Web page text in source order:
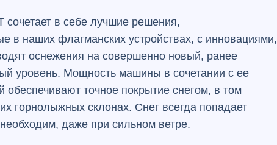
сочетает в себе лучшие решения,
в наших флагманских устройствах, с инновациями,
оснежения на совершенно новый, ранее
уровень. Мощность машины в сочетании с ее
обеспечивают точное покрытие снегом, в том
горнолыжных склонах. Снег всегда попадает
даже при сильном ветре.